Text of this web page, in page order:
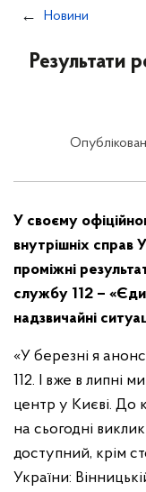
Новини
Результати
У своєму
внутрішніх справ
проміжні
службу 112 –
надзвичайні
«У березні я
112. І вже в липні
центр у Києві. До
на сьогодні
доступний, крім
України: